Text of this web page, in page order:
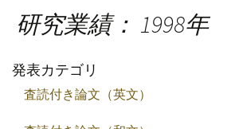
ン
ツ
ス
キ
研究業績： 1998年
発表カテゴリ
査読付き論文（英文）